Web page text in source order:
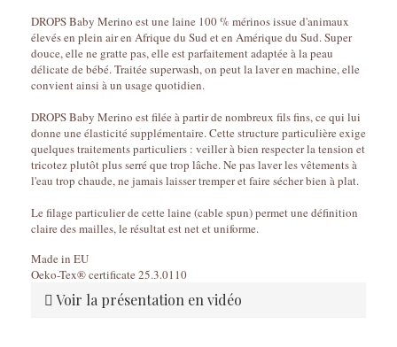
DROPS Baby Merino est une laine 100 % mérinos issue d'animaux
élevés en plein air en Afrique du Sud et en Amérique du Sud. Super
douce, elle ne gratte pas, elle est parfaitement adaptée à la peau
délicate de bébé. Traitée superwash, on peut la laver en machine, elle
convient ainsi à un usage quotidien.
DROPS Baby Merino est filée à partir de nombreux fils fins, ce qui lui
donne une élasticité supplémentaire. Cette structure particulière exige
quelques traitements particuliers : veiller à bien respecter la tension et
tricotez plutôt plus serré que trop lâche. Ne pas laver les vêtements à
l'eau trop chaude, ne jamais laisser tremper et faire sécher bien à plat.
Le filage particulier de cette laine (cable spun) permet une définition
claire des mailles, le résultat est net et uniforme.
Made in EU
Oeko-Tex® certificate 25.3.0110
Voir la présentation en vidéo